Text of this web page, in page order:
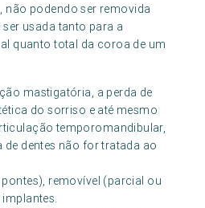
não podendo ser removida
usada tanto para a
quanto total da coroa de um
mastigatória, a perda de
do sorriso e até mesmo
temporomandibular,
de dentes não for tratada ao
removível (parcial ou